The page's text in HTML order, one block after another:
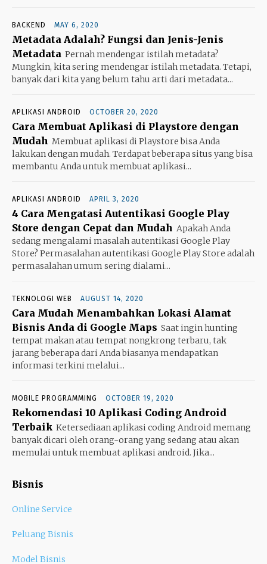
BACKEND MAY 6, 2020
Metadata Adalah? Fungsi dan Jenis-Jenis
Metadata Pernah mendengar istilah metadata?
Mungkin, kita sering mendengar istilah metadata. Tetapi,
banyak dari kita yang belum tahu arti dari metadata...
APLIKASI ANDROID OCTOBER 20, 2020
Cara Membuat Aplikasi di Playstore dengan
Mudah Membuat aplikasi di Playstore bisa Anda
lakukan dengan mudah. Terdapat beberapa situs yang bisa
membantu Anda untuk membuat aplikasi...
APLIKASI ANDROID APRIL 3, 2020
4 Cara Mengatasi Autentikasi Google Play
Store dengan Cepat dan Mudah Apakah Anda
sedang mengalami masalah autentikasi Google Play
Store? Permasalahan autentikasi Google Play Store adalah
permasalahan umum sering dialami...
TEKNOLOGI WEB AUGUST 14, 2020
Cara Mudah Menambahkan Lokasi Alamat
Bisnis Anda di Google Maps Saat ingin hunting
tempat makan atau tempat nongkrong terbaru, tak
jarang beberapa dari Anda biasanya mendapatkan
informasi terkini melalui...
MOBILE PROGRAMMING OCTOBER 19, 2020
Rekomendasi 10 Aplikasi Coding Android
Terbaik Ketersediaan aplikasi coding Android memang
banyak dicari oleh orang-orang yang sedang atau akan
memulai untuk membuat aplikasi android. Jika...
Bisnis
Online Service
Peluang Bisnis
Model Bisnis